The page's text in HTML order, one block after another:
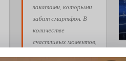
закатами, которыми
забит смартфон. В
количестве
счастливых моментов,